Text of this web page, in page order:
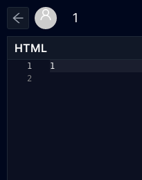
HTML
1
2
1